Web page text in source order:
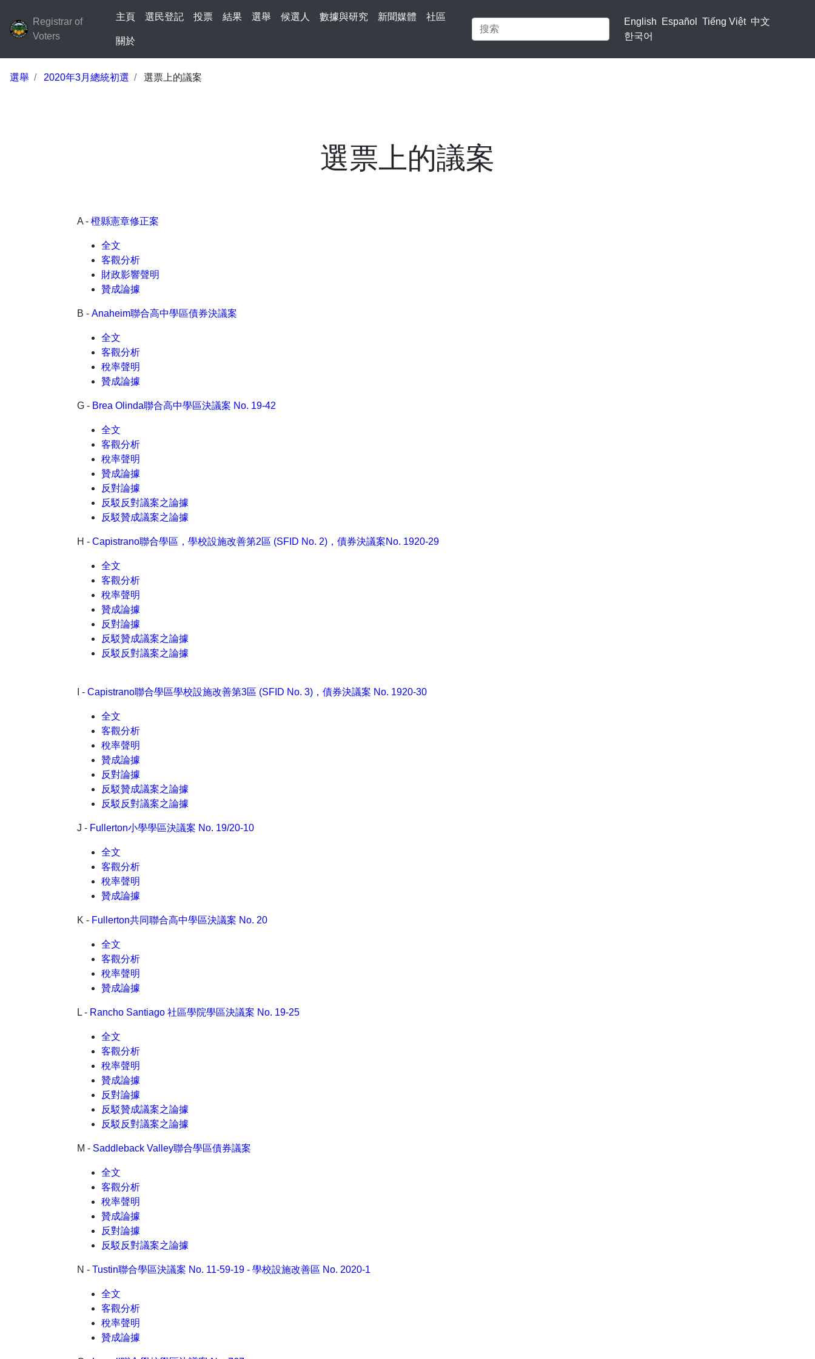
Registrar of
Voters
主頁 選民登記 投票 結果 選舉 候選人 數據與研究 新聞媒體 社區
關於
English Español Tiếng Việt 中文
한국어
選舉 2020年3月總統初選 選票上的議案
選票上的議案
A - 橙縣憲章修正案
全文
客觀分析
財政影響聲明
贊成論據
B - Anaheim聯合高中學區債券決議案
全文
客觀分析
稅率聲明
贊成論據
G - Brea Olinda聯合高中學區決議案 No. 19-42
全文
客觀分析
稅率聲明
贊成論據
反對論據
反駁反對議案之論據
反駁贊成議案之論據
H - Capistrano聯合學區，學校設施改善第2區 (SFID No. 2)，債券決議案No. 1920-29
全文
客觀分析
稅率聲明
贊成論據
反對論據
反駁贊成議案之論據
反駁反對議案之論據
I - Capistrano聯合學區學校設施改善第3區 (SFID No. 3)，債券決議案 No. 1920-30
全文
客觀分析
稅率聲明
贊成論據
反對論據
反駁贊成議案之論據
反駁反對議案之論據
J - Fullerton小學學區決議案 No. 19/20-10
全文
客觀分析
稅率聲明
贊成論據
K - Fullerton共同聯合高中學區決議案 No. 20
全文
客觀分析
稅率聲明
贊成論據
L - Rancho Santiago 社區學院學區決議案 No. 19-25
全文
客觀分析
稅率聲明
贊成論據
反對論據
反駁贊成議案之論據
反駁反對議案之論據
M - Saddleback Valley聯合學區債券議案
全文
客觀分析
稅率聲明
贊成論據
反對論據
反駁反對議案之論據
N - Tustin聯合學區決議案 No. 11-59-19 - 學校設施改善區 No. 2020-1
全文
客觀分析
稅率聲明
贊成論據